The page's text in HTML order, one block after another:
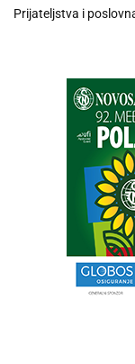
Prijateljstva i